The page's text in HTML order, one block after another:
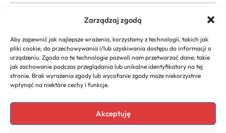
Zarządzaj zgodą
Aby zapewnić jak najlepsze wrażenia, korzystamy z technologii, takich jak
pliki cookie, do przechowywania i/lub uzyskiwania dostępu do informacji o
urządzeniu. Zgoda na te technologie pozwoli nam przetwarzać dane, takie
jak zachowanie podczas przeglądania lub unikalne identyfikatory na tej
stronie. Brak wyrażenia zgody lub wycofanie zgody może niekorzystnie
wpłynąć na niektóre cechy i funkcje.
Akceptuję
Najlepsze Przepisy na Krokiety z Mięsem: Klasyka
Kuchni Polskiej
NEXT
Najlepszy Przepis na Babkę Cytrynową: Wilgotna i